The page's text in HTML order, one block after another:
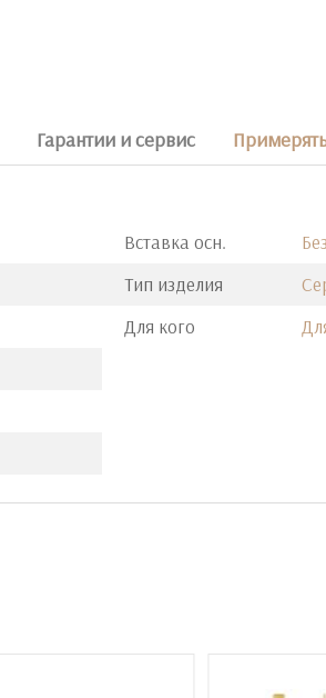
Гарантии и сервис
Вставка осн.
Тип изделия
Для кого